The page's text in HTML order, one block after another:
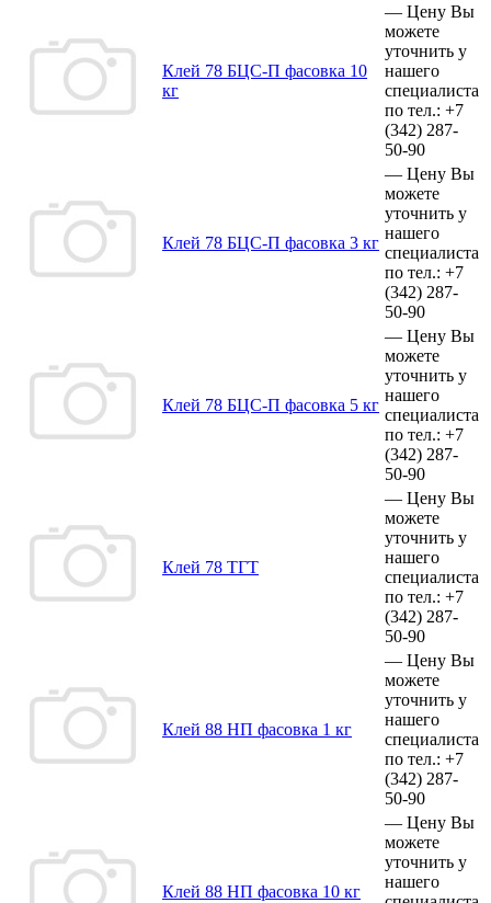
Клей 78 БЦС-П фасовка 10
кг
— Цену Вы
можете
уточнить у
нашего
специалиста
по тел.: +7
(342) 287-
50-90
Клей 78 БЦС-П фасовка 3 кг
— Цену Вы
можете
уточнить у
нашего
специалиста
по тел.: +7
(342) 287-
50-90
Клей 78 БЦС-П фасовка 5 кг
— Цену Вы
можете
уточнить у
нашего
специалиста
по тел.: +7
(342) 287-
50-90
Клей 78 ТГТ
— Цену Вы
можете
уточнить у
нашего
специалиста
по тел.: +7
(342) 287-
50-90
Клей 88 НП фасовка 1 кг
— Цену Вы
можете
уточнить у
нашего
специалиста
по тел.: +7
(342) 287-
50-90
Клей 88 НП фасовка 10 кг
— Цену Вы
можете
уточнить у
нашего